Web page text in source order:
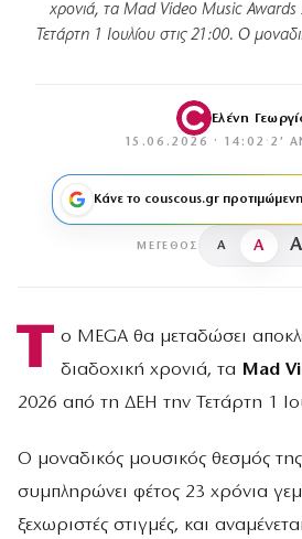
χρονιά, τα Mad Video Music
Τετάρτη 1 Ιουλίου στις 21:00. Ο
Ελένη
15.06.2026 · 14:02 · 2′
Κάνε το couscous.gr
ΜΈΓΕΘΟΣ A A A
Τ ο MEGA θα μεταδώσει
διαδοχική χρονιά, τα Mad
2026 από τη ΔΕΗ την Τετάρτη 1
Ο μοναδικός μουσικός θεσμός
συμπληρώνει φέτος 23 χρόνια
ξεχωριστές στιγμές, και